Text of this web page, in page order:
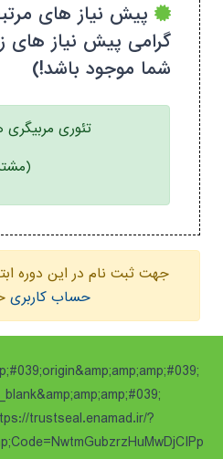
پیش نیاز های
گرامی پیش نیاز های
شما موجود باشد!)
تئوری مربیگری
جهت ثبت نام در این دوره
حساب کاربری
trustseal.enamad.ir/?